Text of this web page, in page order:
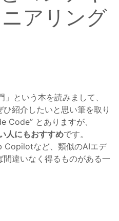
アリング
という本を読みまして、
紹介したいと思い筆を取り
Code” とありますが、
人にもおすすめです。
など、類似のAIエデ
違いなく得るものがある一